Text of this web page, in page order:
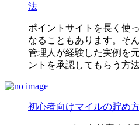
法
ポイントサイトを長く使
なることもあります。そ
管理人が経験した実例を
ントを承認してもらう方
初心者向けマイルの貯め